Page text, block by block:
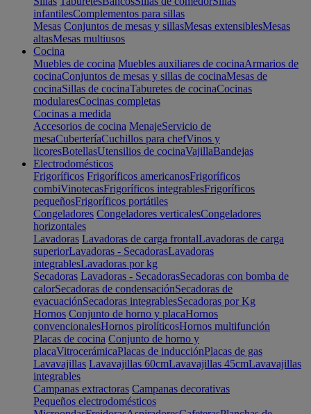
infantilesComplementos para sillas
Mesas Conjuntos de mesas y sillasMesas extensiblesMesas
altasMesas multiusos
Cocina
Muebles de cocina Muebles auxiliares de cocinaArmarios de
cocinaConjuntos de mesas y sillas de cocinaMesas de
cocinaSillas de cocinaTaburetes de cocinaCocinas
modularesCocinas completas
Cocinas a medida
Accesorios de cocina MenajeServicio de
mesaCuberteríaCuchillos para chefVinos y
licoresBotellasUtensilios de cocinaVajillaBandejas
Electrodomésticos
Frigoríficos Frigoríficos americanosFrigoríficos
combiVinotecasFrigoríficos integrablesFrigoríficos
pequeñosFrigoríficos portátiles
Congeladores Congeladores verticalesCongeladores
horizontales
Lavadoras Lavadoras de carga frontalLavadoras de carga
superiorLavadoras - SecadorasLavadoras
integrablesLavadoras por kg
Secadoras Lavadoras - SecadorasSecadoras con bomba de
calorSecadoras de condensaciónSecadoras de
evacuaciónSecadoras integrablesSecadoras por Kg
Hornos Conjunto de horno y placaHornos
convencionalesHornos pirolíticosHornos multifunción
Placas de cocina Conjunto de horno y
placaVitrocerámicaPlacas de inducciónPlacas de gas
Lavavajillas Lavavajillas 60cmLavavajillas 45cmLavavajillas
integrables
Campanas extractoras Campanas decorativas
Pequeños electrodomésticos